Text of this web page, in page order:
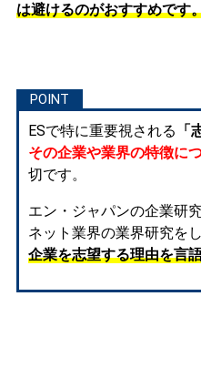
は避けるのがおすすめです
ESで特に重要視される 「
その企業や業界の特徴に
切です。
エン・ジャパンの企業研
ネット業界の業界研究を
企業を志望する理由を言